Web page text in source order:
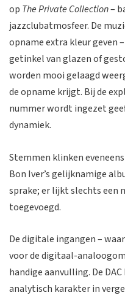
op The Private Collection–
jazzclubatmosfeer. De
opname extra kleur geven
getinkel van glazen of
worden mooi gelaagd
de opname krijgt. Bij de
nummer wordt ingezet
dynamiek.
Stemmen klinken
Bon Iver’s gelijknamige
sprake; er lijkt slechts een
toegevoegd.
De digitale ingangen –
voor de digitaal-
handige aanvulling. De
analytisch karakter in